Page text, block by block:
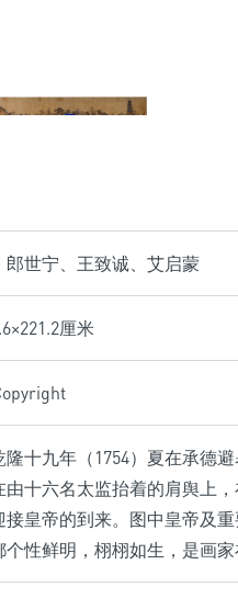
世宁、王致诚、艾启蒙
厘米
十九年（1754）夏在承德
十六名太监抬着的肩舆上
皇帝的到来。图中皇帝及
性鲜明，栩栩如生，是画家